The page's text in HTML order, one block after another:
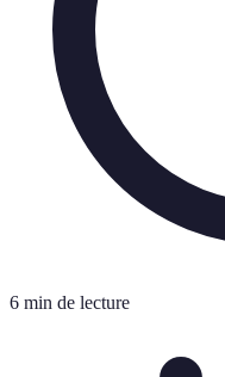
6 min de lecture